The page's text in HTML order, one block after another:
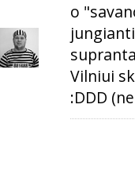
o
Vilniui
:DDD